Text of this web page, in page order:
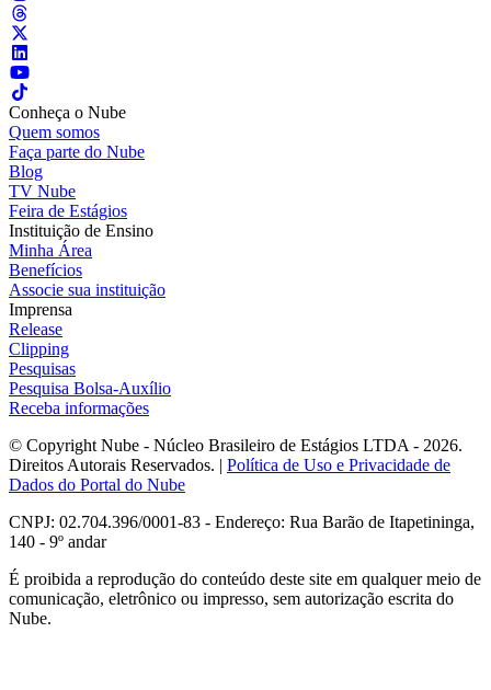
Conheça o Nube
Quem somos
Faça parte do Nube
Blog
TV Nube
Feira de Estágios
Instituição de Ensino
Minha Área
Benefícios
Associe sua instituição
Imprensa
Release
Clipping
Pesquisas
Pesquisa Bolsa-Auxílio
Receba informações
© Copyright Nube - Núcleo Brasileiro de Estágios LTDA - 2026.
Direitos Autorais Reservados. | Política de Uso e Privacidade de
Dados do Portal do Nube
CNPJ: 02.704.396/0001-83 - Endereço: Rua Barão de Itapetininga,
140 - 9º andar
É proibida a reprodução do conteúdo deste site em qualquer meio de
comunicação, eletrônico ou impresso, sem autorização escrita do
Nube.